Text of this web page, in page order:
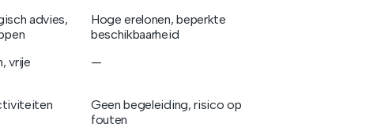
advies,
Hoge erelonen, beperkte
beschikbaarheid
vrije
—
Geen begeleiding, risico op
fouten